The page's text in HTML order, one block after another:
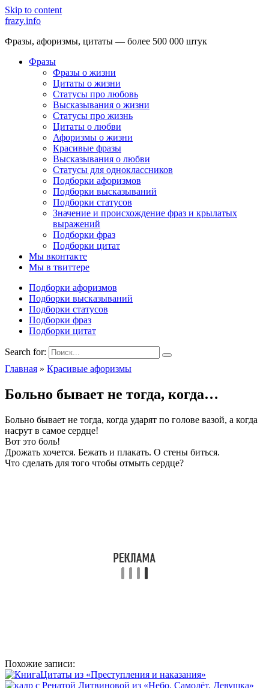
Skip to content
frazy.info
Фразы, афоризмы, цитаты — более 500 000 штук
Фразы
Фразы о жизни
Цитаты о жизни
Статусы про любовь
Высказывания о жизни
Статусы про жизнь
Цитаты о любви
Афоризмы о жизни
Красивые фразы
Высказывания о любви
Статусы для одноклассников
Подборки афоризмов
Подборки высказываний
Подборки статусов
Значение и происхождение фраз и крылатых
выражений
Подборки фраз
Подборки цитат
Мы вконтакте
Мы в твиттере
Подборки афоризмов
Подборки высказываний
Подборки статусов
Подборки фраз
Подборки цитат
Search for:
Главная » Красивые афоризмы
Больно бывает не тогда, когда…
Больно бывает не тогда, когда ударят по голове вазой, а когда
насрут в самое сердце!
Вот это боль!
Дрожать хочется. Бежать и плакать. О стены биться.
Что сделать для того чтобы отмыть сердце?
Похожие записи:
Цитаты из «Преступления и наказания»